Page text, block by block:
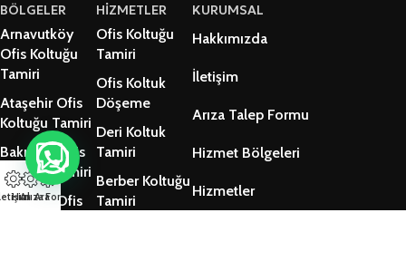
BÖLGELER
Arnavutköy
Ofis Koltuğu
Tamiri
Ataşehir Ofis
Koltuğu Tamiri
Bakırköy Ofis
Koltuğu Tamiri
Beşiktaş Ofis
HİZMETLER
Ofis Koltuğu
Tamiri
Ofis Koltuk
Döşeme
Deri Koltuk
Tamiri
Berber Koltuğu
Tamiri
KURUMSAL
Hakkımızda
İletişim
Arıza Talep Formu
Hizmet Bölgeleri
Hizmetler
Hızlı Ara
Arıza Formu